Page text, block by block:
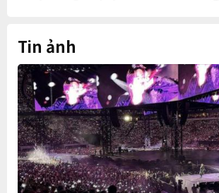
Tin ảnh